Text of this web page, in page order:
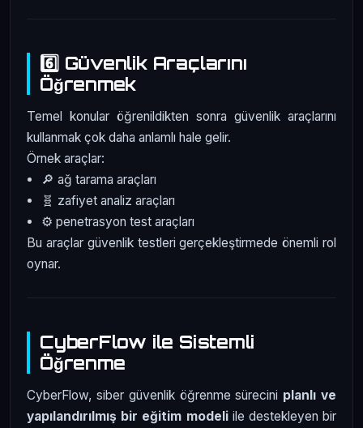
6️⃣ Güvenlik Araçlarını
Öğrenmek
Temel konular öğrenildikten sonra güvenlik araçlarını
kullanmak çok daha anlamlı hale gelir.
Örnek araçlar:
🔎 ağ tarama araçları
🧬 zafiyet analiz araçları
⚙️ penetrasyon test araçları
Bu araçlar güvenlik testleri gerçekleştirmede önemli rol
oynar.
CyberFlow ile Sistemli
Öğrenme
CyberFlow, siber güvenlik öğrenme sürecini planlı ve
yapılandırılmış bir eğitim modeliile destekleyen bir